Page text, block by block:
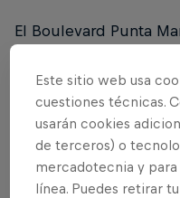
El Boulevard Punta
la gran Final Nacional
marco del Go
Este sitio web usa
cuestiones técnicas.
usarán cookies
de terceros) o
mercadotecnia y
línea. Puedes retirar